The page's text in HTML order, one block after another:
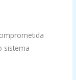
sistema